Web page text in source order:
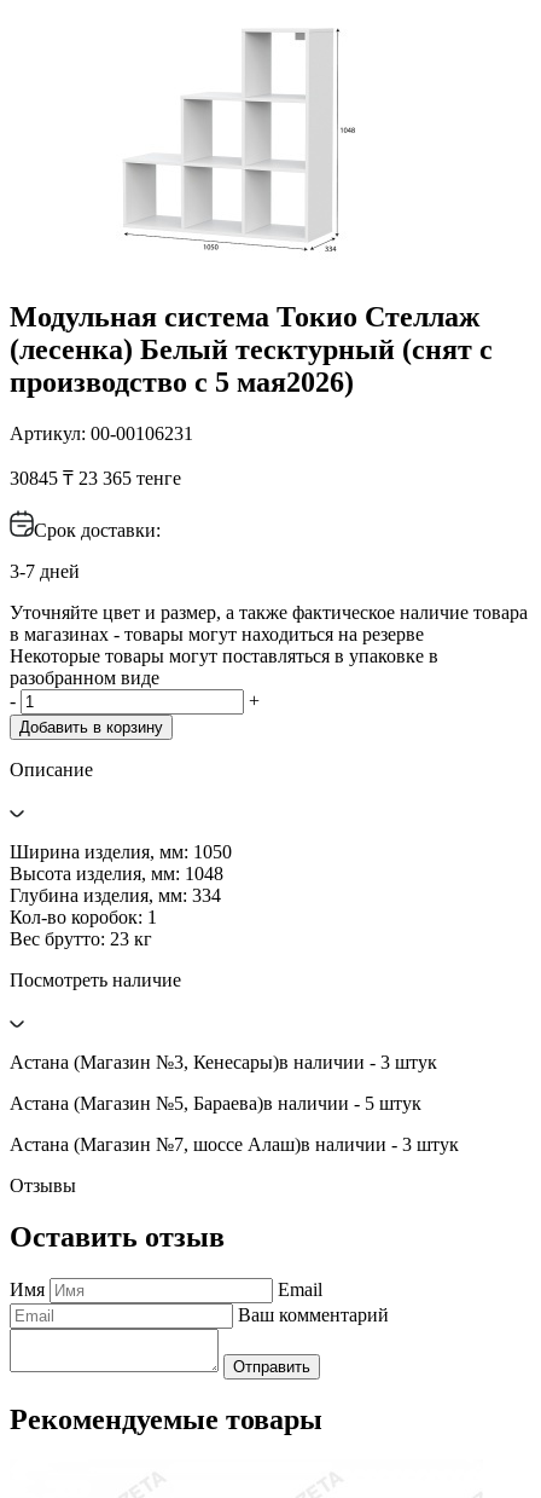
Модульная система Токио Стеллаж
(лесенка) Белый тесктурный (снят с
производство с 5 мая2026)
Артикул: 00-00106231
30845 ₸ 23 365 тенге
Срок доставки:
3-7 дней
Уточняйте цвет и размер, а также фактическое наличие товара
в магазинах - товары могут находиться на резерве
Некоторые товары могут поставляться в упаковке в
разобранном виде
-
+
Добавить в корзину
Описание
Ширина изделия, мм: 1050
Высота изделия, мм: 1048
Глубина изделия, мм: 334
Кол-во коробок: 1
Вес брутто: 23 кг
Посмотреть наличие
Астана (Магазин №3, Кенесары)в наличии - 3 штук
Астана (Магазин №5, Бараева)в наличии - 5 штук
Астана (Магазин №7, шоссе Алаш)в наличии - 3 штук
Отзывы
Оставить отзыв
Имя
Email
Ваш комментарий
Отправить
Рекомендуемые товары